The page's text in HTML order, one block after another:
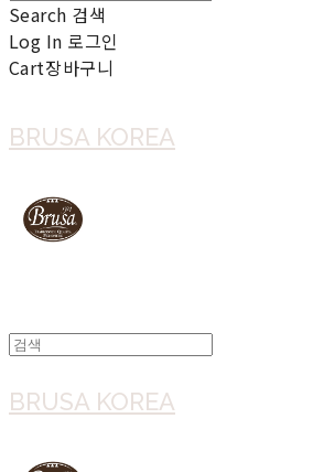
Search 검색
Log In 로그인
Cart장바구니
BRUSA KOREA
BRUSA KOREA